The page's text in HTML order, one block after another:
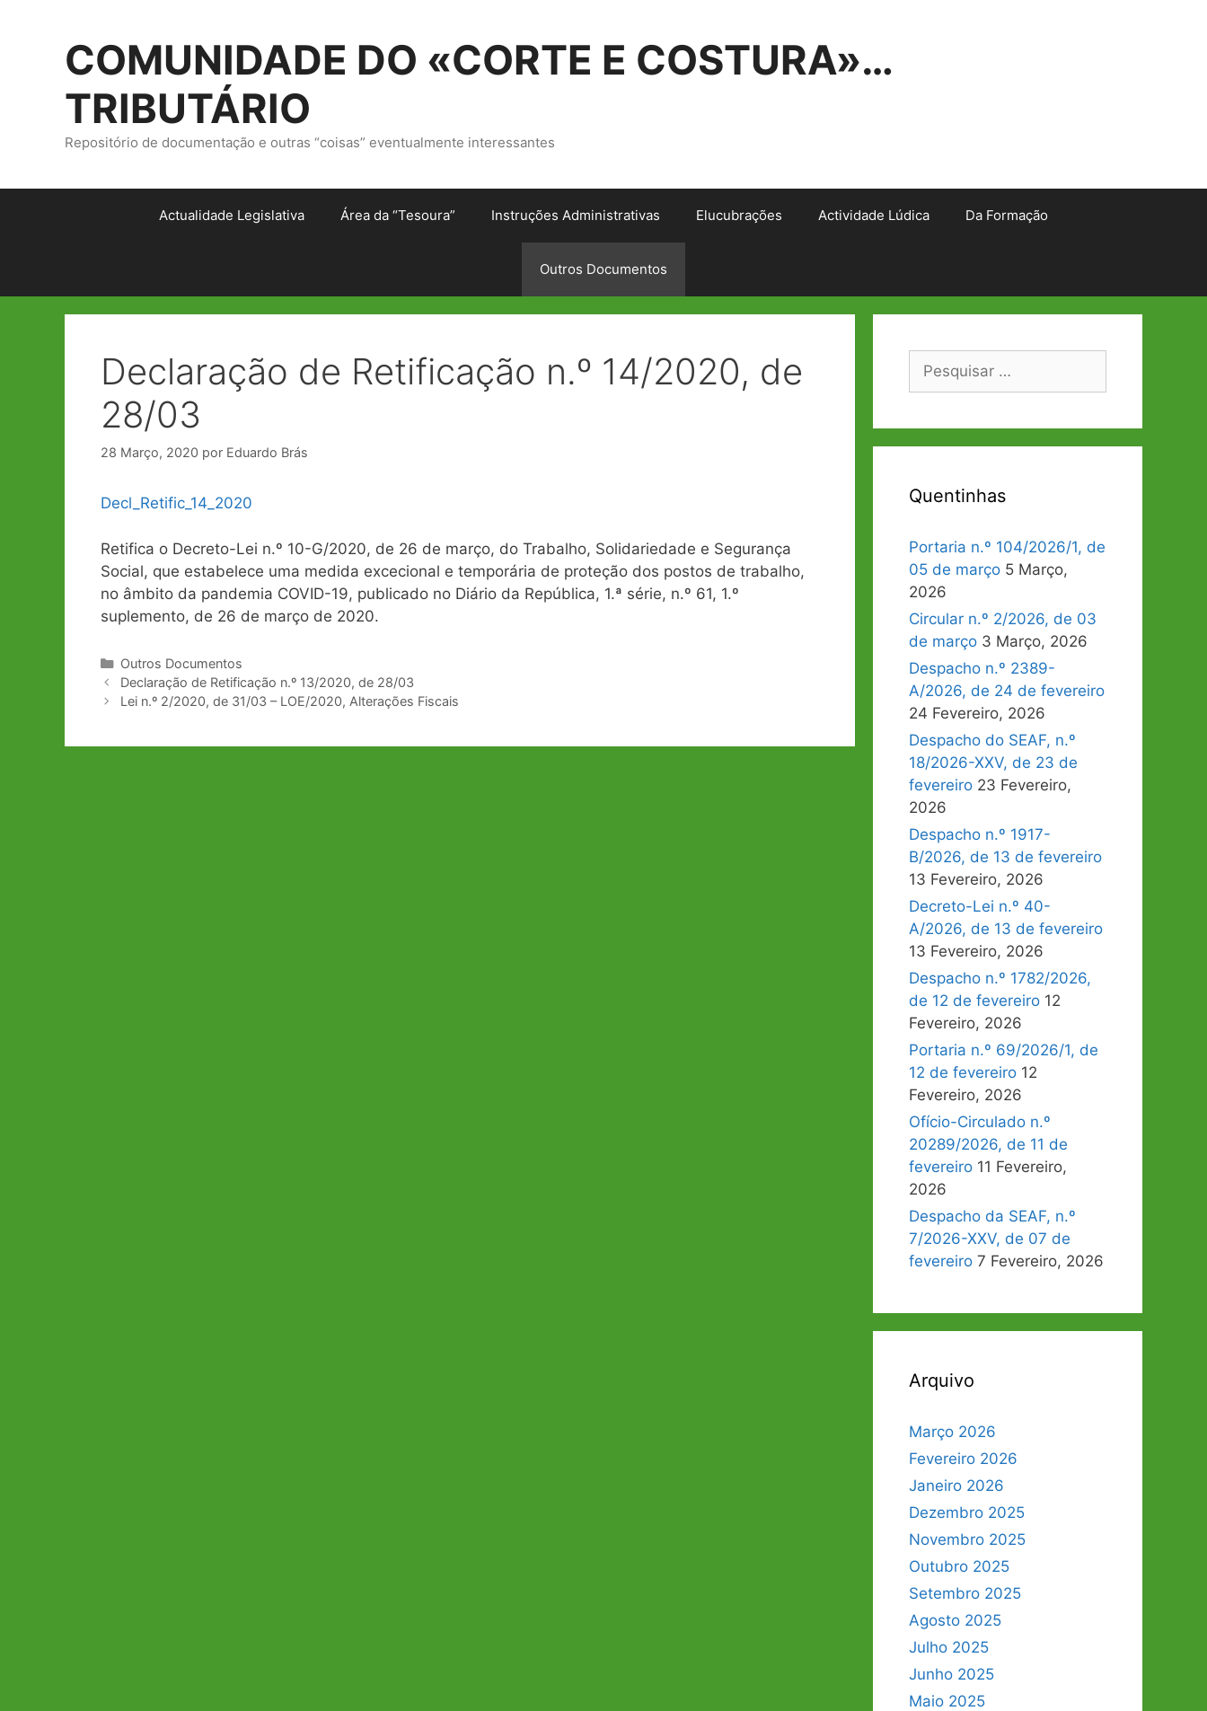
COMUNIDADE DO «CORTE E COSTURA»…
TRIBUTÁRIO
Repositório de documentação e outras “coisas” eventualmente interessantes
Actualidade Legislativa Área da “Tesoura” Instruções Administrativas Elucubrações Actividade Lúdica Da Formação
Outros Documentos
Declaração de Retificação n.º 14/2020, de
28/03
28 Março, 2020 por Eduardo Brás
Decl_Retific_14_2020
Retifica o Decreto-Lei n.º 10-G/2020, de 26 de março, do Trabalho, Solidariedade e Segurança
Social, que estabelece uma medida excecional e temporária de proteção dos postos de trabalho,
no âmbito da pandemia COVID-19, publicado no Diário da República, 1.ª série, n.º 61, 1.º
suplemento, de 26 de março de 2020.
Categorias
Outros Documentos
Navegação
de
Declaração de Retificação n.º 13/2020, de 28/03
Lei n.º 2/2020, de 31/03 – LOE/2020, Alterações Fiscais
Pesquisar
Quentinhas
Portaria n.º 104/2026/1, de
05 de março 5 Março,
2026
Circular n.º 2/2026, de 03
de março 3 Março, 2026
Despacho n.º 2389-
A/2026, de 24 de fevereiro
24 Fevereiro, 2026
Despacho do SEAF, n.º
18/2026-XXV, de 23 de
fevereiro 23 Fevereiro,
2026
Despacho n.º 1917-
B/2026, de 13 de fevereiro
13 Fevereiro, 2026
Decreto-Lei n.º 40-
A/2026, de 13 de fevereiro
13 Fevereiro, 2026
Despacho n.º 1782/2026,
de 12 de fevereiro 12
Fevereiro, 2026
Portaria n.º 69/2026/1, de
12 de fevereiro 12
Fevereiro, 2026
Ofício-Circulado n.º
20289/2026, de 11 de
fevereiro 11 Fevereiro,
2026
Despacho da SEAF, n.º
7/2026-XXV, de 07 de
fevereiro 7 Fevereiro, 2026
Arquivo
Março 2026
Fevereiro 2026
Janeiro 2026
Dezembro 2025
Novembro 2025
Outubro 2025
Setembro 2025
Agosto 2025
Julho 2025
Junho 2025
Maio 2025